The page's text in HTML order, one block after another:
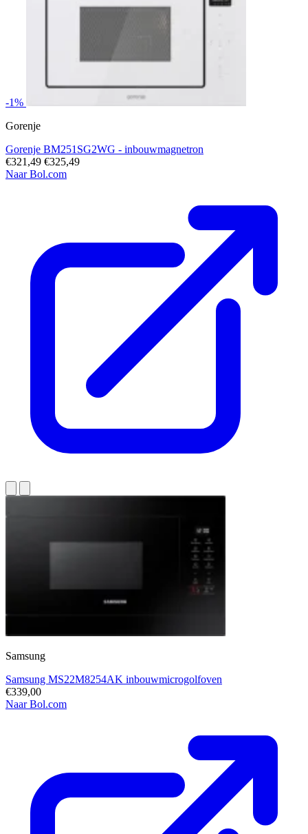
-1%
Gorenje
Gorenje BM251SG2WG - inbouwmagnetron
€321,49 €325,49
Naar Bol.com
Samsung
Samsung MS22M8254AK inbouwmicrogolfoven
€339,00
Naar Bol.com